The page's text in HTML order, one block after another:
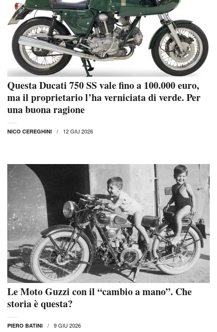
Questa Ducati 750 SS vale fino a 100.000 euro,
ma il proprietario l’ha verniciata di verde. Per
una buona ragione
NICO CEREGHINI 12 GIU 2026
Le Moto Guzzi con il “cambio a mano”. Che
storia è questa?
PIERO BATINI 9 GIU 2026